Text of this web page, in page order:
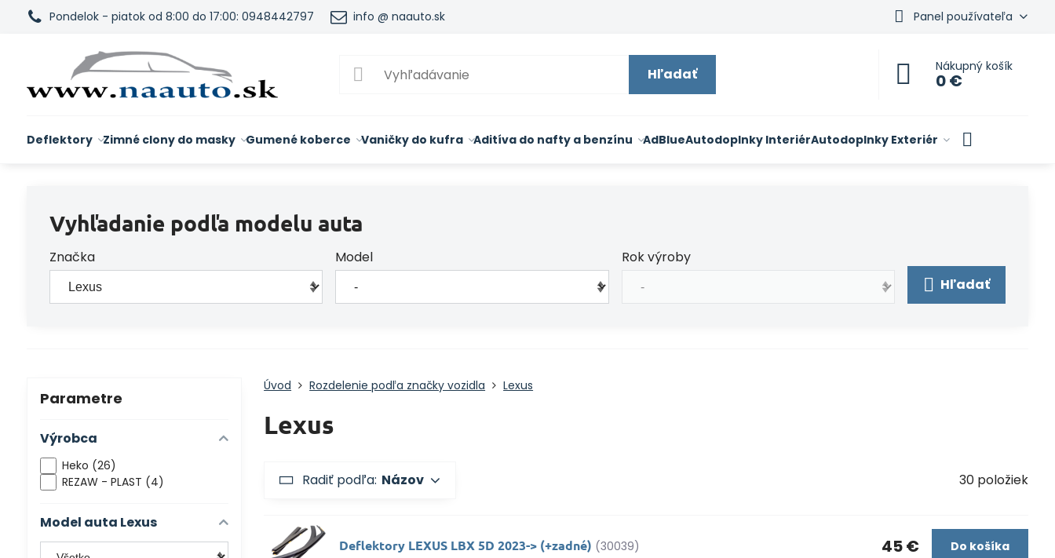
Pondelok - piatok od 8:00 do 17:00: 0948442797 info @ naauto.sk Panel používateľa
Hľadať Nákupný košík
0 €
Deflektory Zimné clony do masky Gumené koberce Vaničky do kufra Aditíva do nafty a benzínu AdBlueAutodoplnky InteriérAutodoplnky Exteriér
Vyhľadanie podľa modelu auta
Značka Model
Rok výroby
Hľadať
Úvod Rozdelenie podľa značky vozidla Lexus
Lexus
Radiť podľa: Názov 30 položiek
Deflektory LEXUS LBX 5D 2023-> (+zadné) (30039) 45 € Do košíka
Parametre
Výrobca
Heko (26)
REZAW - PLAST (4)
Model auta Lexus